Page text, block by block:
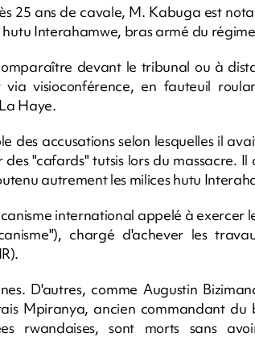
25 ans de cavale, M. Kabuga est
Interahamwe, bras armé du
devant le tribunal ou à
visioconférence, en fauteuil
Haye.
des accusations selon lesquelles il
"cafards" tutsis lors du massacre.
autrement les milices hutu
international appelé à exercer
chargé d'achever les
D'autres, comme Augustin
Mpiranya, ancien commandant
rwandaises, sont morts sans